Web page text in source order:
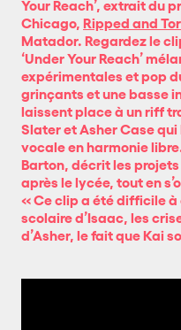
Your Reach’, extrait du
Chicago, Ripped and
Matador. Regardez le
‘Under Your Reach’
expérimentales et pop
grinçants et une basse
laissent place à un riff
Slater et Asher Case
vocale en harmonie
Barton, décrit les
après le lycée, tout en
« Ce clip a été difficile
scolaire d’Isaac, les
d’Asher, le fait que Kai